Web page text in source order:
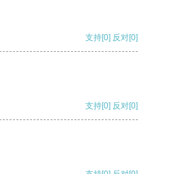
支持[0] 反对[0]
支持[0] 反对[0]